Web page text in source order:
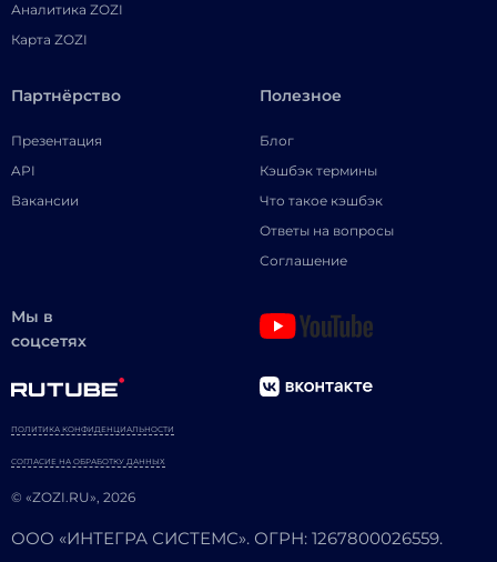
Аналитика ZOZI
Карта ZOZI
Партнёрство
Презентация
API
Вакансии
Полезное
Блог
Кэшбэк термины
Что такое кэшбэк
Ответы на вопросы
Соглашение
Мы в
соцсетях
© «ZOZI.RU», 2026
ПОЛИТИКА КОНФИДЕНЦИАЛЬНОСТИ
СОГЛАСИЕ НА ОБРАБОТКУ ДАННЫХ
ООО «ИНТЕГРА СИСТЕМС». ОГРН: 1267800026559.